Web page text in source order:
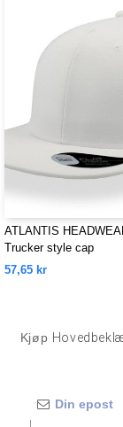
ATLANTIS
Trucker style cap
57,65 kr
Kjøp